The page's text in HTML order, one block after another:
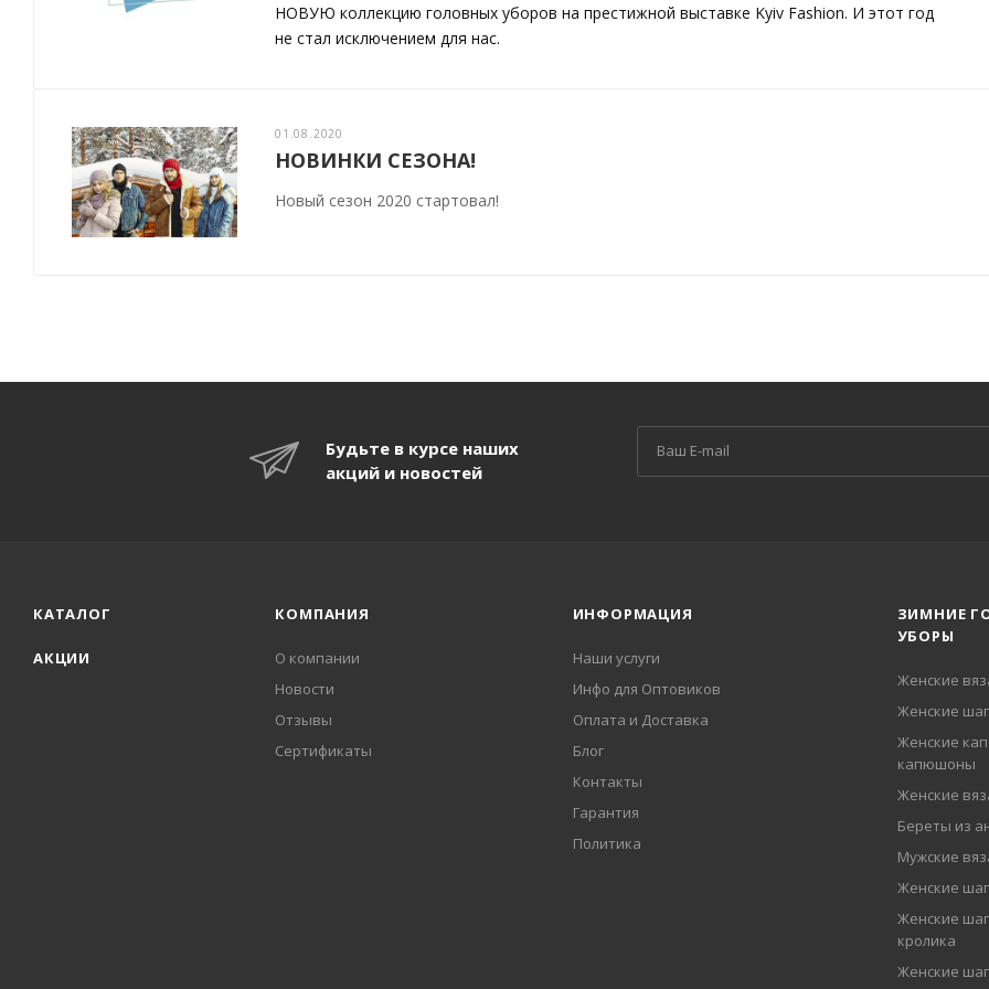
НОВУЮ коллекцию головных уборов на престижной выставке Kyiv Fashion. И этот год
не стал исключением для нас.
01.08.2020
НОВИНКИ СЕЗОНА!
Новый сезон 2020 стартовал!
Будьте в курсе наших
акций и новостей
КАТАЛОГ
АКЦИИ
КОМПАНИЯ
О компании
Новости
Отзывы
Сертификаты
ИНФОРМАЦИЯ
Наши услуги
Инфо для Оптовиков
Оплата и Доставка
Блог
Контакты
Гарантия
Политика
ЗИМНИЕ
УБОРЫ
Женские
Женские
Женские
капюшоны
Женские
Береты из
Мужские
Женские
Женские
кролика
Женские